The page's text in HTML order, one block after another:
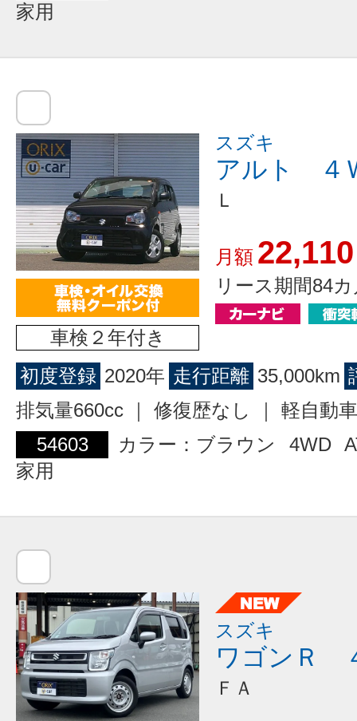
家用
車検２年付き
スズキ
アルト ４
Ｌ
月額 22,110
リース期間84
初度登録 2020年 走行距離 35,000km
排気量660cc ｜ 修復歴なし ｜ 軽自動車
54603
カラー：ブラウン 4WD
家用
スズキ
ワゴンＲ
ＦＡ